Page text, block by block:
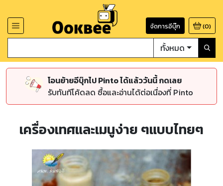
จัดการอีบุ๊ก (0)
ทั้งหมด
โอนย้ายอีบุ๊กไป Pinto ได้แล้ววันนี้ กดเลย
รับทันทีโค้ดลด ซื้อและอ่านได้ต่อเนื่องที่ Pinto
เครื่องเทศและเมนูง่าย ๆแบบไทยๆ